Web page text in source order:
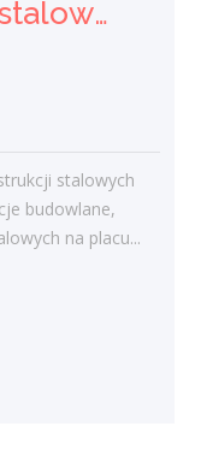
Monter konstrukcji stalowych - ślusarz (K/M/I)
stalowych
budowlane,
na placu...